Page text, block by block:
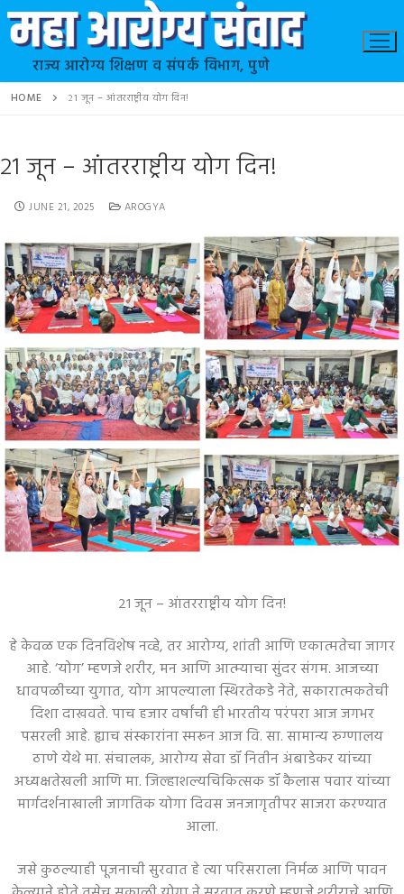
राज्य आरोग्य शिक्षण व संपर्क विभाग, पुणे
HOME २१ जून – आंतरराष्ट्रीय योग दिन!
२१ जून – आंतरराष्ट्रीय योग दिन!
JUNE 21, 2025 AROGYA
२१ जून – आंतरराष्ट्रीय योग दिन!
हे केवळ एक दिनविशेष नव्हे, तर आरोग्य, शांती आणि एकात्मतेचा जागर
आहे. ‘योग’ म्हणजे शरीर, मन आणि आत्म्याचा सुंदर संगम. आजच्या
धावपळीच्या युगात, योग आपल्याला स्थिरतेकडे नेते, सकारात्मकतेची
दिशा दाखवते. पाच हजार वर्षांची ही भारतीय परंपरा आज जगभर
पसरली आहे. ह्याच संस्कारांना स्मरून आज वि. सा. सामान्य रुग्णालय
ठाणे येथे मा. संचालक, आरोग्य सेवा डॉ नितीन अंबाडेकर यांच्या
अध्यक्षतेखली आणि मा. जिल्हाशल्यचिकित्सक डॉ कैलास पवार यांच्या
मार्गदर्शनाखाली जागतिक योगा दिवस जनजागृतीपर साजरा करण्यात
आला.
जसे कुठल्याही पूजनाची सुरवात हे त्या परिसराला निर्मळ आणि पावन